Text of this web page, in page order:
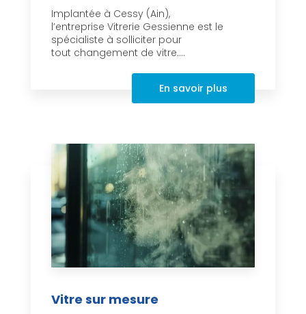
Implantée à Cessy (Ain),
l’entreprise Vitrerie Gessienne est le
spécialiste à solliciter pour
tout changement de vitre....
En savoir plus
Vitre sur mesure